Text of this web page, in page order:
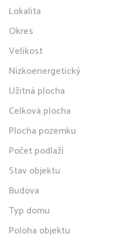
Lokalita
Okres
Velikost
Nízkoenergetický
Užitná plocha
Celková plocha
Plocha pozemku
Počet podlaží
Stav objektu
Budova
Typ domu
Poloha objektu